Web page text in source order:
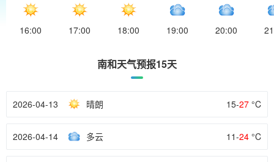
16:00 17:00 18:00 19:00 20:00
南和天气预报15天
2026-04-13 晴朗 15-27 °C
2026-04-14 多云 11-24 °C